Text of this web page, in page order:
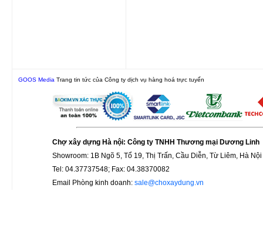
GOOS Media Trang tin tức của Công ty dịch vụ hàng hoá trực tuyến
Chợ xây dựng Hà nội: Công ty TNHH Thương mại Dương Linh
Showroom: 1B Ngõ 5, Tổ 19, Thị Trấn, Cầu Diễn, Từ Liêm, Hà Nội
Tel: 04.37737548; Fax: 04.38370082
Email Phòng kinh doanh: sale@choxaydung.vn